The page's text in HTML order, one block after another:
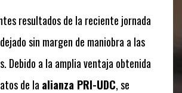
resultados de la reciente jornada
sin margen de maniobra a las
Debido a la amplia ventaja obtenida
de la alianza PRI-UDC, se